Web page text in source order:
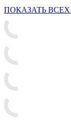
ПОКАЗАТЬ